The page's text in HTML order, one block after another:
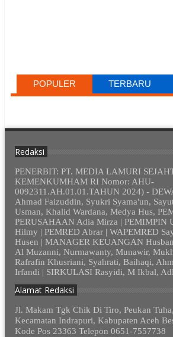
POPULER TERBARU
Redaksi
PENERBIT: PT. MEDIA LAMURI
KEMENKUMHAM RI Nomor: AHU-
0092311.AH.01.01.TAHUN 2024) -
Ahmad Faizuddin, Syukri Syama'un,
Usman, Khalid Wardana, Medya Hus,
PERUSAHAAN Adia Mirza | PEMIMPIN
Hilmy | PEMRED Abrar | WAPEMRED
Husen | MANAGER KEUANGAN
Al Muzanni, Nurmawanty, Munawir,
Rafrafin Khusriani, Syahrati, Baihaqi,
Irfandi | SIRKULASI Rasyidi, M Ikbal,
Alamat Redaksi
Jl. Makam Tgk Chik Di Tiro, Peukan
Kecamatan Indrapuri, Kabupaten Aceh
Kode Pos 23363 Telepon 0651-7557738